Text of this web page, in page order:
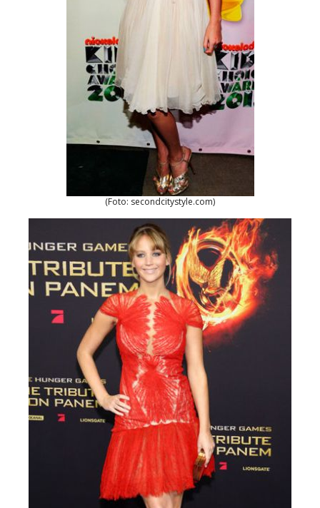
(Foto: secondcitystyle.com)